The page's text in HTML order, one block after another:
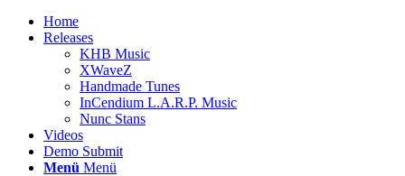
Home
Releases
KHB Music
XWaveZ
Handmade Tunes
InCendium L.A.R.P. Music
Nunc Stans
Videos
Demo Submit
Menü Menü